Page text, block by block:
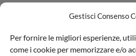
Gestisci Consenso
Per fornire le migliori esperienze,
come i cookie per memorizzare e/o